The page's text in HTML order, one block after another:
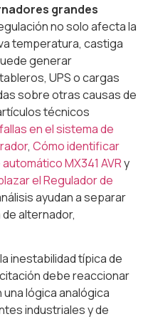
grandes
no solo afecta la
temperatura, castiga
generar
UPS o cargas
sobre otras causas de
técnicos
en el sistema de
, Cómo identificar
MX341 AVRy
el Regulador de
ayudan a separar
de alternador,
inestabilidad típica de
debe reaccionar
lógica analógica
industriales y de